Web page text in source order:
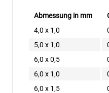
Abmessung in mm
4,0 x 1,0
5,0 x 1,0
6,0 x 0,5
6,0 x 1,0
6,0 x 1,5